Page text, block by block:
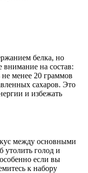
белка, но
внимание на состав:
менее 20 граммов
сахаров. Это
и избежать
между основными
голод и
если вы
к набору